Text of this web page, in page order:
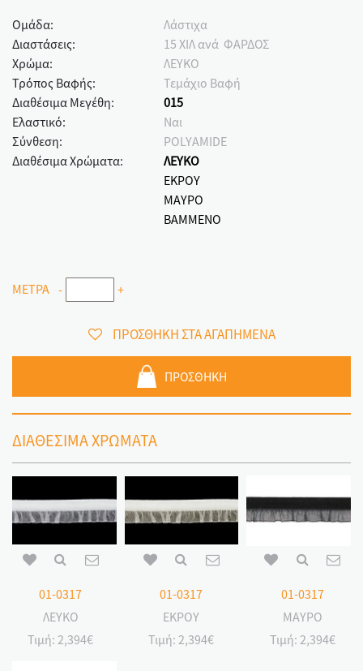
Ομάδα:
Λάστιχα
Διαστάσεις:
15 ΧΙΛ ανά ΦΑΡΔΟΣ
Χρώμα:
ΛΕΥΚΟ
Τρόπος Βαφής:
Τεμάχιο Βαφή
Διαθέσιμα Μεγέθη:
015
Ελαστικό:
Ναι
Σύνθεση:
POLYAMIDE
Διαθέσιμα Χρώματα:
ΛΕΥΚΟ
ΕΚΡΟΥ
ΜΑΥΡΟ
ΒΑΜΜΕΝΟ
ΜΕΤΡΑ - +
ΠΡΟΣΘΗΚΗ ΣΤΑ ΑΓΑΠΗΜΕΝΑ
ΠΡΟΣΘΗΚΗ
ΔΙΑΘΕΣΙΜΑ ΧΡΩΜΑΤΑ
01-0317
ΛΕΥΚΟ
Τιμή:2,394€
01-0317
ΕΚΡΟΥ
Τιμή:2,394€
01-0317
ΜΑΥΡΟ
Τιμή: 2,394€